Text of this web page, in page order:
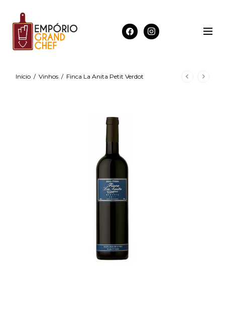
Início / Vinhos / Finca La Anita Petit Verdot